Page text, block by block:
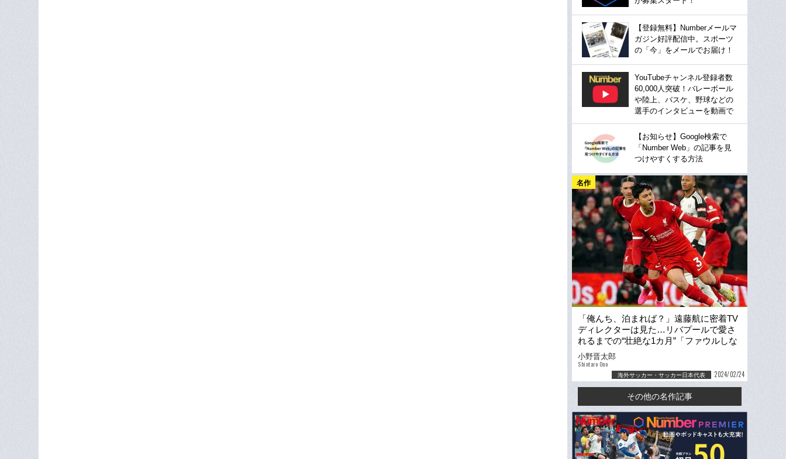
【登録無料】Numberメールマ
ガジン好評配信中。スポーツ
の「今」をメールでお届け！
YouTubeチャンネル登録者数
60,000人突破！バレーボール
や陸上、バスケ、野球などの
選手のインタビューを動画で
【お知らせ】Google検索で
「Number Web」の記事を見
つけやすくする方法
名作
「俺んち、泊まれば？」遠藤航に密着TV
ディレクターは見た…リバプールで愛さ
れるまでの“壮絶な1カ月”「ファウルしな
いとかあり得ない」
小野晋太郎
Shintaro Ono
海外サッカー・サッカー日本代表 2024/02/24
その他の名作記事